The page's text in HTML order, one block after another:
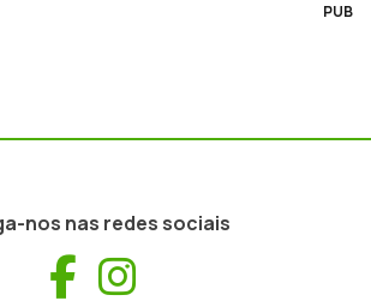
PUB
nos nas redes sociais
Facebook